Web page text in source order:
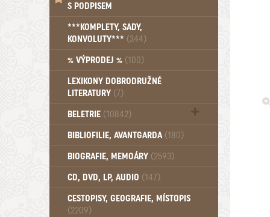
S PODPISEM
***KOMPLETY, SADY,
KONVOLUTY*** (344)
% VÝPRODEJ % (100)
LEXIKONY DOBRODRUŽNÉ
LITERATURY (7)
BELETRIE (10842)
Beletrie - Historická (1389)
Beletrie - Povídky (1757)
Beletrie - Válečné romány (489)
Beletrie - Ženské a dívčí romány
(1522)
BIBLIOFILIE, AVANTGARDA (180)
BIOGRAFIE, MEMOÁRY (2593)
CD, DVD, LP, AUDIO (147)
CESTOPISY, GEOGRAFIE, MÍSTOPIS
(2209)